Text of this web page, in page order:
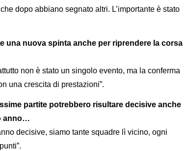
dopo abbiano segnato altri. L’importante è stato
una nuova spinta anche per riprendere la corsa
non è stato un singolo evento, ma la conferma
una crescita di prestazioni”.
partite potrebbero risultare decisive anche
anno…
decisive, siamo tante squadre lì vicino, ogni